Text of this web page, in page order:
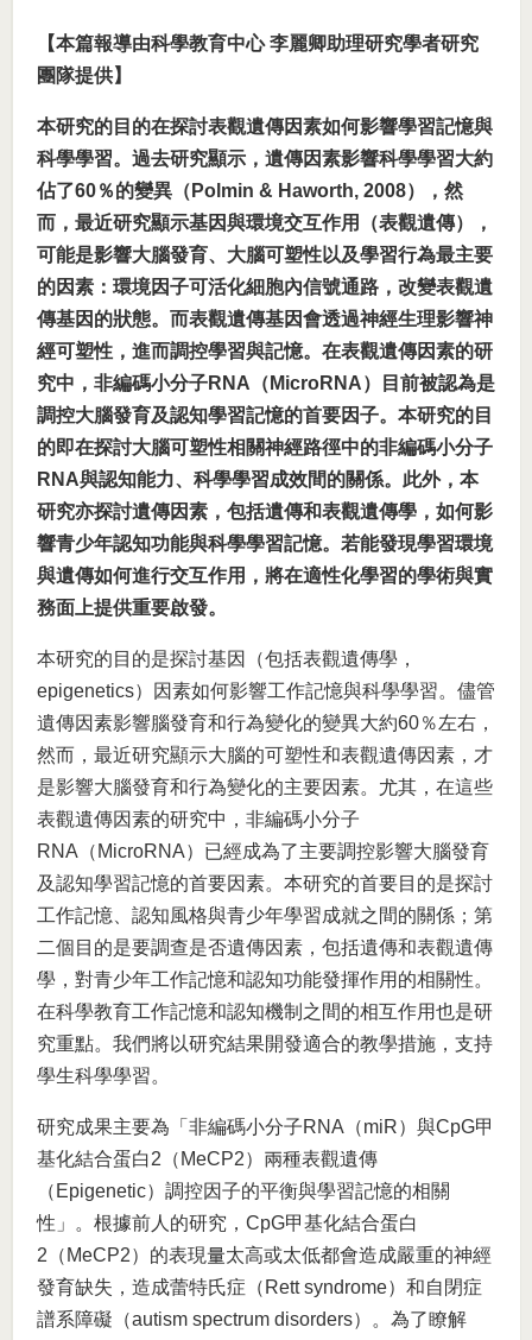
【本篇報導由科學教育中心 李麗卿助理研究學者研究
團隊提供】
本研究的目的在探討表觀遺傳因素如何影響學習記憶與
科學學習。過去研究顯示，遺傳因素影響科學學習大約
佔了60％的變異（Polmin & Haworth, 2008），然
而，最近研究顯示基因與環境交互作用（表觀遺傳），
可能是影響大腦發育、大腦可塑性以及學習行為最主要
的因素：環境因子可活化細胞內信號通路，改變表觀遺
傳基因的狀態。而表觀遺傳基因會透過神經生理影響神
經可塑性，進而調控學習與記憶。在表觀遺傳因素的研
究中，非編碼小分子RNA（MicroRNA）目前被認為是
調控大腦發育及認知學習記憶的首要因子。本研究的目
的即在探討大腦可塑性相關神經路徑中的非編碼小分子
RNA與認知能力、科學學習成效間的關係。此外，本
研究亦探討遺傳因素，包括遺傳和表觀遺傳學，如何影
響青少年認知功能與科學學習記憶。若能發現學習環境
與遺傳如何進行交互作用，將在適性化學習的學術與實
務面上提供重要啟發。
本研究的目的是探討基因（包括表觀遺傳學，
epigenetics）因素如何影響工作記憶與科學學習。儘管
遺傳因素影響腦發育和行為變化的變異大約60％左右，
然而，最近研究顯示大腦的可塑性和表觀遺傳因素，才
是影響大腦發育和行為變化的主要因素。尤其，在這些
表觀遺傳因素的研究中，非編碼小分子
RNA（MicroRNA）已經成為了主要調控影響大腦發育
及認知學習記憶的首要因素。本研究的首要目的是探討
工作記憶、認知風格與青少年學習成就之間的關係；第
二個目的是要調查是否遺傳因素，包括遺傳和表觀遺傳
學，對青少年工作記憶和認知功能發揮作用的相關性。
在科學教育工作記憶和認知機制之間的相互作用也是研
究重點。我們將以研究結果開發適合的教學措施，支持
學生科學學習。
研究成果主要為「非編碼小分子RNA（miR）與CpG甲
基化結合蛋白2（MeCP2）兩種表觀遺傳
（Epigenetic）調控因子的平衡與學習記憶的相關
性」。根據前人的研究，CpG甲基化結合蛋白
2（MeCP2）的表現量太高或太低都會造成嚴重的神經
發育缺失，造成蕾特氏症（Rett syndrome）和自閉症
譜系障礙（autism spectrum disorders）。為了瞭解